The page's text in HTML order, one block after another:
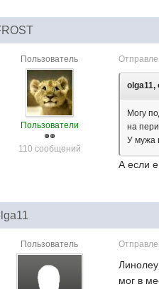
Пользователь
Пользователи
110 сообщений
olga11,
Могу
на
У мужа
А если
Пользователь
мог в